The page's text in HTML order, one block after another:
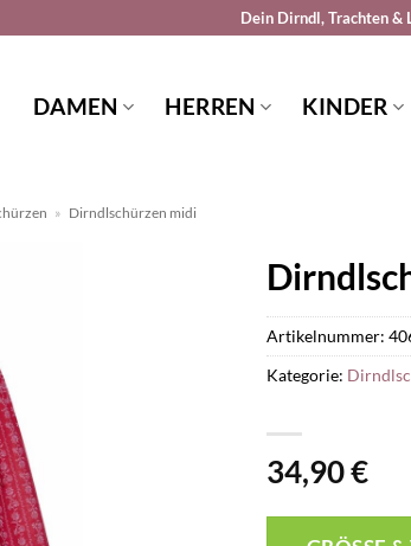
Dein Dirndl, Trachten &
DAMEN HERREN KINDER
» Dirndlschürzen midi
34,90€
Artikelnummer:
Kategorie: